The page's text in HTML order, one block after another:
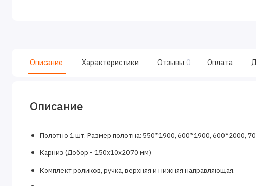
Описание Характеристики Отзывы 0 Оплата
Описание
Полотно 1 шт. Размер полотна: 550*1900, 600*1900, 600*2000,
Карниз (Добор - 150х10х2070 мм)
Комплект роликов, ручка, верхняя и нижняя направляющая.